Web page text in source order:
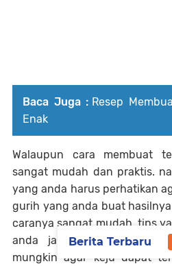
Baca Juga : Resep
Enak
Walaupun cara membuat
sangat mudah dan praktis.
yang anda harus perhatikan
gurih yang anda buat
caranya sangat mudah, tips
anda jangan lupa
mungkin agar keju dapat
Berita Terbaru